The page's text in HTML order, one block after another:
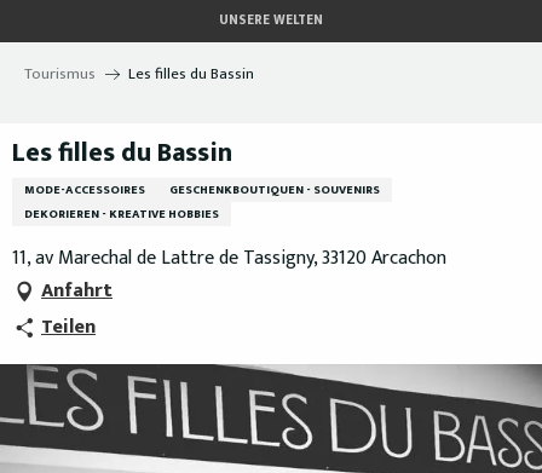
au
contenu
UNSERE WELTEN
Tourismus Les filles du Bassin
Les filles du Bassin
MODE-ACCESSOIRES
GESCHENKBOUTIQUEN - SOUVENIRS
DEKORIEREN - KREATIVE HOBBIES
11, av Marechal de Lattre de Tassigny, 33120 Arcachon
Anfahrt
Teilen